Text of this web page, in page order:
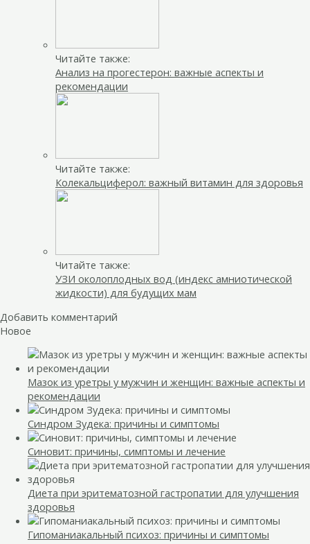
Читайте также:
Анализ на прогестерон: важные аспекты и
рекомендации
Читайте также:
Колекальциферол: важный витамин для здоровья
Читайте также:
УЗИ околоплодных вод (индекс амниотической
жидкости) для будущих мам
Добавить комментарий
Новое
Мазок из уретры у мужчин и женщин: важные аспекты и
рекомендации
Синдром Зудека: причины и симптомы
Синовит: причины, симптомы и лечение
Диета при эритематозной гастропатии для улучшения
здоровья
Гипоманиакальный психоз: причины и симптомы